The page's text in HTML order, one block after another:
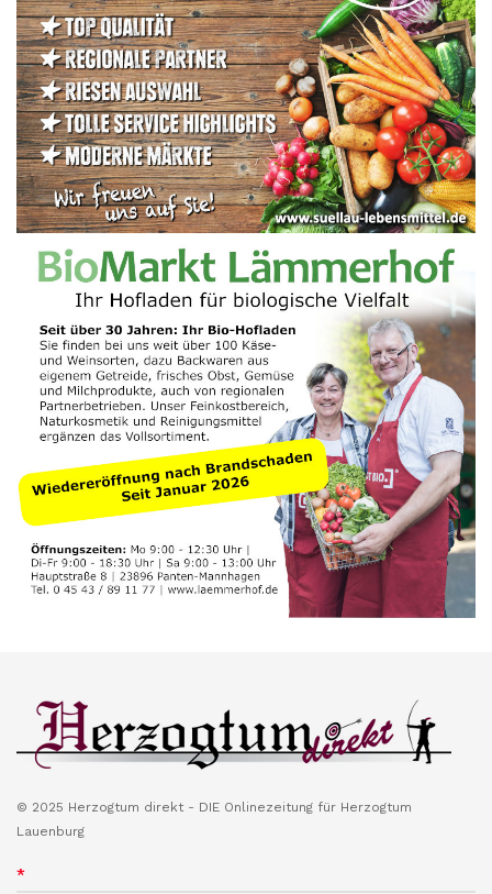
© 2025 Herzogtum direkt - DIE Onlinezeitung für Herzogtum
Lauenburg
*